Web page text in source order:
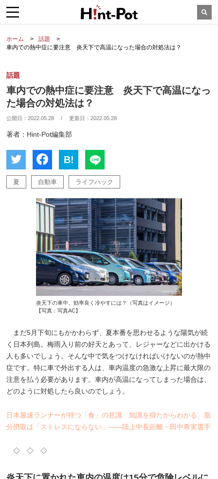
ホーム
話題
車内での熱中症に要注意 炎天下で高温になった場合の対処法は？
話題
車内での熱中症に要注意 炎天下で高温になっ
た場合の対処法は？
公開日：2022.05.28 / 更新日：2022.05.28
著者：Hint-Pot編集部
B!
夏 自動車 ライフハック
炎天下の車中、効率良く冷やすには？（写真はイメージ）
【写真：写真AC】
まだ5月下旬にもかかわらず、夏本番を思わせるような陽気が続
く日本列島。梅雨入り前の好天とあって、レジャーなどに出かける
人も多いでしょう。そんな中で気をつけなければいけないのが熱中
症です。特に車で外出する人は、車内温度の急激な上昇に最大限の
注意を払う必要があります。車内が高温になってしまった場合は、
どのように対処したら良いのでしょう。
日本最速ランナーが持つ「食」の意識 知識を得たからわかる、脂
分摂取は「ストレスにならない」――陸上中長距離・田中希実選手
◇ ◇ ◇